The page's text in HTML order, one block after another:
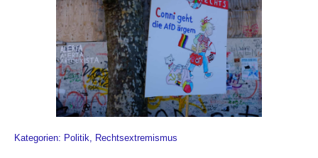
Kategorien: Politik, Rechtsextremismus